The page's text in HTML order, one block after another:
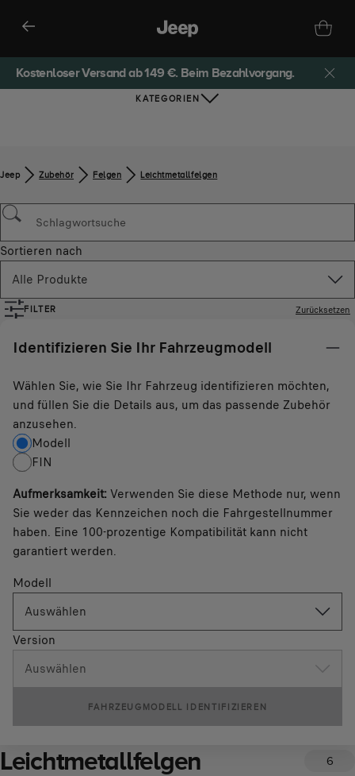
Kostenloser Versand ab 149 €. Beim Bezahlvorgang.
KATEGORIEN
Jeep Zubehör​ Felgen Leichtmetallfelgen
Sortieren nach
Alle Produkte
FILTER Zurücksetzen
Identifizieren Sie Ihr Fahrzeugmodell
Wählen Sie, wie Sie Ihr Fahrzeug identifizieren möchten,
und füllen Sie die Details aus, um das passende Zubehör
anzusehen.
Modell
FIN
Aufmerksamkeit: Verwenden Sie diese Methode nur, wenn
Sie weder das Kennzeichen noch die Fahrgestellnummer
haben. Eine 100-prozentige Kompatibilität kann nicht
garantiert werden.
Modell
Auswählen
Version
Auswählen
FAHRZEUGMODELL IDENTIFIZIEREN
Leichtmetallfelgen 6